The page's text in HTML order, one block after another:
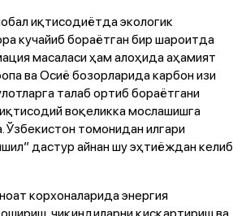
иқтисодиётда экологик
кучайиб бораётган бир шароитда
масаласи ҳам алоҳида аҳамият
ва Осиё бозорларида карбон изи
талаб ортиб бораётгани
воқеликка мослашишга
томонидан илгари
дастур айнан шу эҳтиёждан келиб
корхоналарида энергия